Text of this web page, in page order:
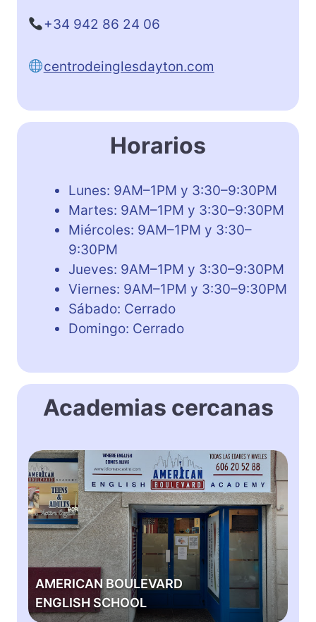
+34 942 86 24 06
centrodeinglesdayton.com
Horarios
Lunes: 9AM–1PM y 3:30–9:30PM
Martes: 9AM–1PM y 3:30–9:30PM
Miércoles: 9AM–1PM y 3:30–
9:30PM
Jueves: 9AM–1PM y 3:30–9:30PM
Viernes: 9AM–1PM y 3:30–9:30PM
Sábado: Cerrado
Domingo: Cerrado
Academias cercanas
AMERICAN BOULEVARD
ENGLISH SCHOOL
A
M
E
R
I
C
A
O